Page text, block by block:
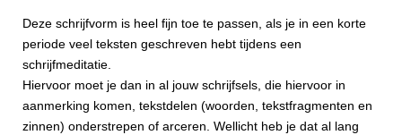
Deze schrijfvorm is heel fijn toe te passen, als je in een korte
periode veel teksten geschreven hebt tijdens een
schrijfmeditatie.
Hiervoor moet je dan in al jouw schrijfsels, die hiervoor in
aanmerking komen, tekstdelen (woorden, tekstfragmenten en
zinnen) onderstrepen of arceren. Wellicht heb je dat al lang